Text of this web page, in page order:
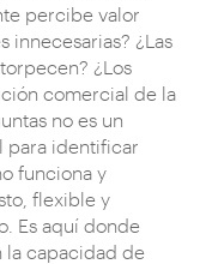
percibe valor
¿Las
¿Los
comercial de la
no es un
para identificar
funciona y
flexible y
Es aquí donde
la capacidad de